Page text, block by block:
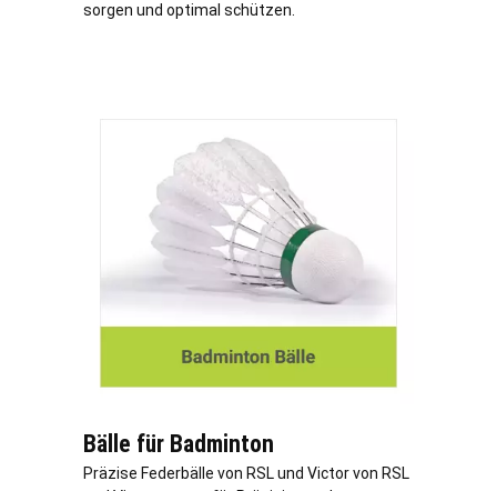
sorgen und optimal schützen.
Bälle für Badminton
Präzise Federbälle von RSL und Victor von RSL